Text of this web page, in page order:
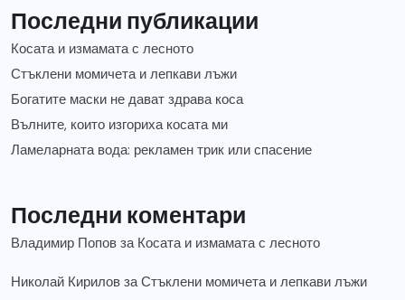
Последни публикации
Косата и измамата с лесното
Стъклени момичета и лепкави лъжи
Богатите маски не дават здрава коса
Вълните, които изгориха косата ми
Ламеларната вода: рекламен трик или спасение
Последни коментари
Владимир Попов за Косата и измамата с лесното
Николай Кирилов заСтъклени момичета и лепкави лъжи